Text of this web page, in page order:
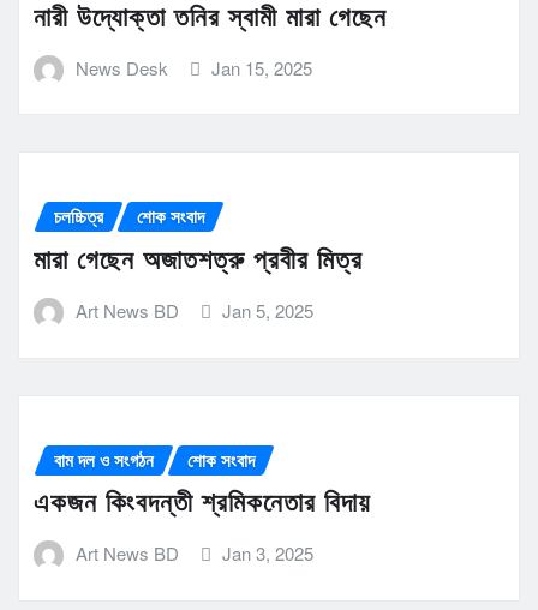
নারী উদ্যোক্তা তনির স্বামী মারা গেছেন
News Desk Jan 15, 2025
চলচ্চিত্র শোক সংবাদ
মারা গেছেন অজাতশত্রু প্রবীর মিত্র
Art News BD Jan 5, 2025
বাম দল ও সংগঠন শোক সংবাদ
একজন কিংবদন্তী শ্রমিকনেতার বিদায়
Art News BD Jan 3, 2025